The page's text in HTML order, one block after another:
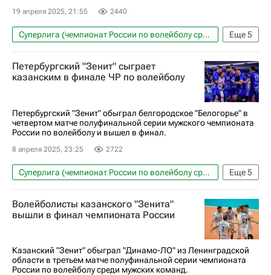
19 апреля 2025, 21:55 2440
Еще5
Суперлига (чемпионат России по волейболу среди мужчин)
Волейбол
Спорт
Россия
Локомотив (Калининград)
Петербургский "Зенит" сыграет
казанским в финале ЧР по волейболу
Петербургский "Зенит" обыграл белгородское "Белогорье" в
четвертом матче полуфинальной серии мужского чемпионата
России по волейболу и вышел в финал.
8 апреля 2025, 23:25 2722
Еще5
Суперлига (чемпионат России по волейболу среди мужчин)
Волейбол
Спорт
Зенит (Санкт-Петербург)
Белогорье (Белгород)
Зенит-Казань (Казань)
Волейболисты казанского "Зенита"
вышли в финал чемпионата России
Казанский "Зенит" обыграл "Динамо-ЛО" из Ленинградской
области в третьем матче полуфинальной серии чемпионата
России по волейболу среди мужских команд.